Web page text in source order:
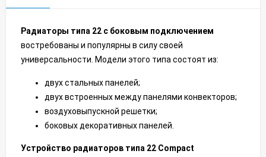
Радиаторы типа 22 с боковым подключением
востребованы и популярны в силу своей
универсальности. Модели этого типа состоят из:
двух стальных панелей;
двух встроенных между панелями конвекторов;
воздуховыпускной решетки;
боковых декоративных панелей.
Устройство радиаторов типа 22 Сompact